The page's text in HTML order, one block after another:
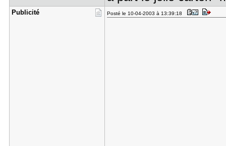
Publicité Posté le 10-04-2003 à 13:39:18